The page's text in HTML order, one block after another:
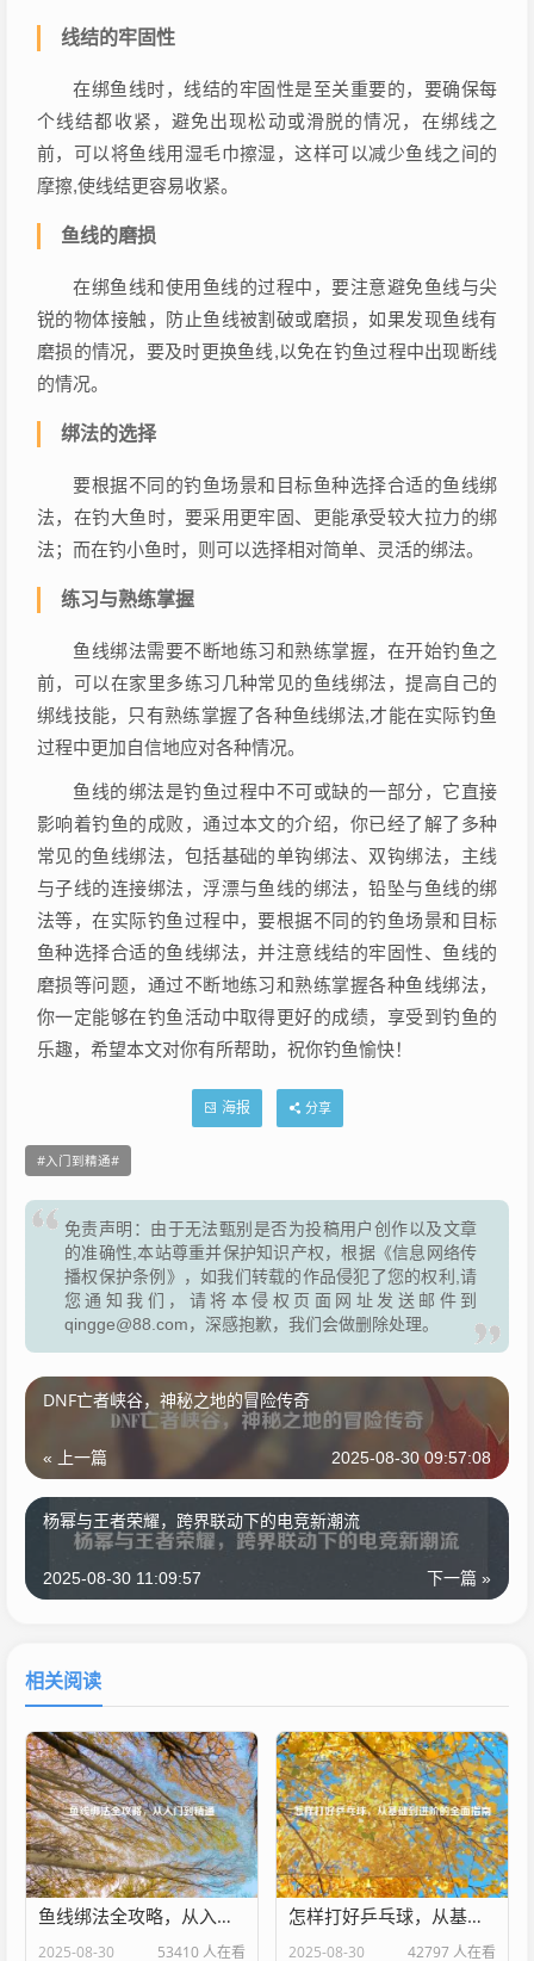
线结的牢固性
在绑鱼线时，线结的牢固性是至关重要的，要确保每
个线结都收紧，避免出现松动或滑脱的情况，在绑线之
前，可以将鱼线用湿毛巾擦湿，这样可以减少鱼线之间的
摩擦,使线结更容易收紧。
鱼线的磨损
在绑鱼线和使用鱼线的过程中，要注意避免鱼线与尖
锐的物体接触，防止鱼线被割破或磨损，如果发现鱼线有
磨损的情况，要及时更换鱼线,以免在钓鱼过程中出现断线
的情况。
绑法的选择
要根据不同的钓鱼场景和目标鱼种选择合适的鱼线绑
法，在钓大鱼时，要采用更牢固、更能承受较大拉力的绑
法；而在钓小鱼时，则可以选择相对简单、灵活的绑法。
练习与熟练掌握
鱼线绑法需要不断地练习和熟练掌握，在开始钓鱼之
前，可以在家里多练习几种常见的鱼线绑法，提高自己的
绑线技能，只有熟练掌握了各种鱼线绑法,才能在实际钓鱼
过程中更加自信地应对各种情况。
鱼线的绑法是钓鱼过程中不可或缺的一部分，它直接
影响着钓鱼的成败，通过本文的介绍，你已经了解了多种
常见的鱼线绑法，包括基础的单钩绑法、双钩绑法，主线
与子线的连接绑法，浮漂与鱼线的绑法，铅坠与鱼线的绑
法等，在实际钓鱼过程中，要根据不同的钓鱼场景和目标
鱼种选择合适的鱼线绑法，并注意线结的牢固性、鱼线的
磨损等问题，通过不断地练习和熟练掌握各种鱼线绑法，
你一定能够在钓鱼活动中取得更好的成绩，享受到钓鱼的
乐趣，希望本文对你有所帮助，祝你钓鱼愉快！
海报 分享
入门到精通
免责声明：由于无法甄别是否为投稿用户创作以及文章
的准确性,本站尊重并保护知识产权，根据《信息网络传
播权保护条例》，如我们转载的作品侵犯了您的权利,请
您通知我们，请将本侵权页面网址发送邮件到
qingge@88.com，深感抱歉，我们会做删除处理。
DNF亡者峡谷，神秘之地的冒险传奇
« 上一篇 2025-08-30 09:57:08
杨幂与王者荣耀，跨界联动下的电竞新潮流
下一篇 »
2025-08-30 11:09:57
相关阅读
鱼线绑法全攻略，从入门到精通
2025-08-30 53410 人在看
怎样打好乒乓球，从基础到进阶的全面指南
2025-08-30 42797 人在看